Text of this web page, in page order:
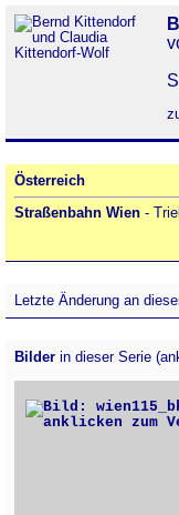
Österreich
Straßenbahn Wien -
Letzte Änderung an
Bilder in dieser Serie